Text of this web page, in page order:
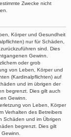
Zwecke nicht
Körper und Gesundheit
nur für Schäden,
sind. Dies
Gewinn.
oder grob
von Leben, Körper und
(Kardinalpflichten) auf
und im übrigen der
begrenzt. Dies gilt auch
Gewinn.
von Leben, Körper
Verhalten des Betreibers
Schäden und im Übrigen
begrenzt. Dies gilt